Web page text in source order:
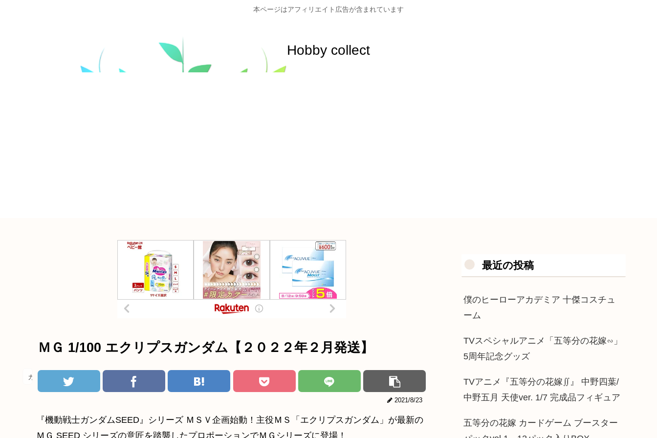
本ページはアフィリエイト広告が含まれています
Hobby collect
ＭＧ 1/100 エクリプスガンダム【２０２２年２月発送】
ガンダム
2021/8/23
『機動戦士ガンダムSEED』シリーズ ＭＳＶ企画始動！主役ＭＳ「エクリプスガンダム」が最新の
ＭＧ SEED シリーズの意匠を踏襲したプロポーションでＭＧシリーズに登場！
最近の投稿
僕のヒーローアカデミア 十傑コスチュ
ーム
TVスペシャルアニメ「五等分の花嫁∽」
5周年記念グッズ
TVアニメ『五等分の花嫁∬』 中野四葉/
中野五月 天使ver. 1/7 完成品フィギュア
五等分の花嫁 カードゲーム ブースター